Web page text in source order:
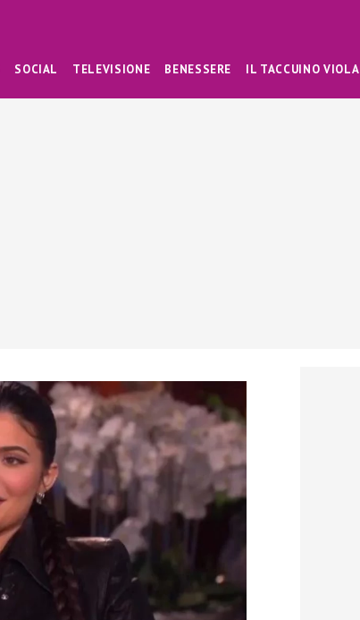
SOCIAL TELEVISIONE BENESSERE IL TACCUINO VIOLA